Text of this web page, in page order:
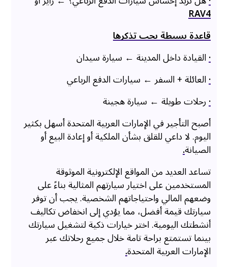
RAV4
قاعدة بسيطة يجب تذكرها
·القيادة داخل المدينة ← سيارة سيدان
·العائلة + السفر ← سيارات الدفع الرباعي
·رحلات طويلة ← سيارة هجينة
أصبح التأجير في الإمارات العربية المتحدة أسهل بكثير
اليوم. لا داعي للقلق بشأن الملكية أو إعادة البيع أو
الصيانة.
تساعد العديد من المواقع الإلكترونية الموثوقة
المستخدمين على اختيار سيارتهم المثالية بناءً على
وضعهم المالي واحتياجاتهم الشخصية. يجب أن توفر
سيارتك قيمة أفضل، مما يؤدي إلى انخفاض تكاليف
أنشطتك اليومية. اختر خيارات ذكية لتشغيل سيارتك
بينما تستمتع براحة تامة خلال جميع رحلاتك عبر
الإمارات العربية المتحدة.